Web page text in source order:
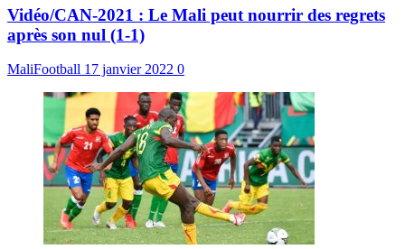
Vidéo/CAN-2021 : Le Mali peut nourrir des regrets
après son nul (1-1)
MaliFootball 17 janvier 2022 0